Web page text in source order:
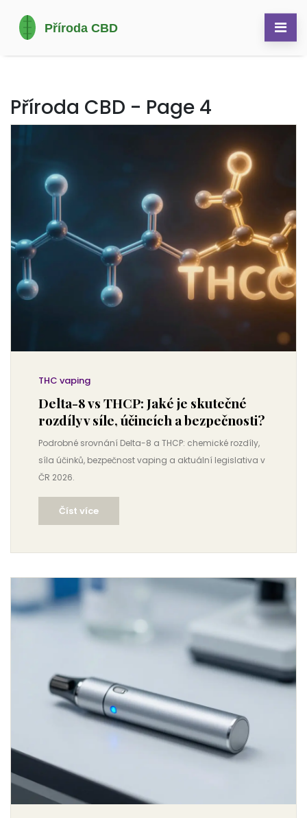
Příroda CBD - Page 4
THC vaping
Delta-8 vs THCP: Jaké je skutečné
rozdíly v síle, účincích a bezpečnosti?
Podrobné srovnání Delta-8 a THCP: chemické rozdíly,
síla účinků, bezpečnost vaping a aktuální legislativa v
ČR 2026.
Číst více